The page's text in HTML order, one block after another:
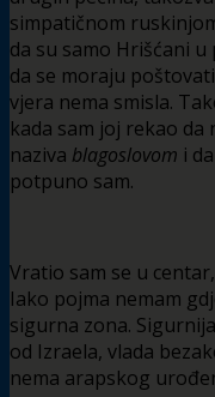
simpatičnom
da su samo Hrišćani u
da se moraju
vjera nema smisla.
kada sam joj rekao
naziva blagoslovom i
potpuno sam.
Vratio sam se u
Iako pojma nemam
sigurna zona.
od Izraela, vlada
nema arapskog